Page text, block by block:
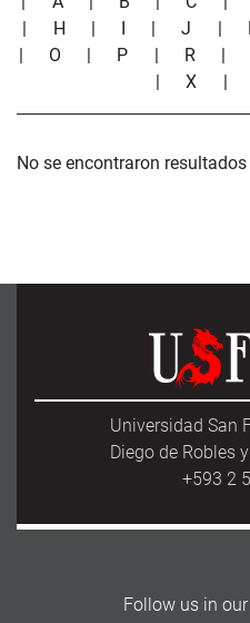
| H | I |J |
| O | P | R
|X |
No se encontraron
Universidad San
Diego de Robles
+593 2
Follow us in